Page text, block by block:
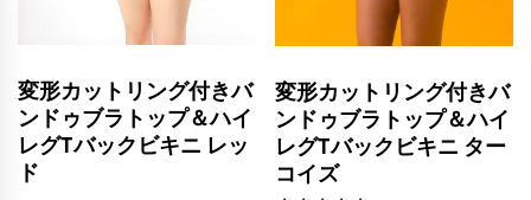
変形カットリング付きバ
ンドゥブラトップ＆ハイ
レグTバックビキニ レッ
ド
変形カットリング付きバ
ンドゥブラトップ＆ハイ
レグTバックビキニ ター
コイズ